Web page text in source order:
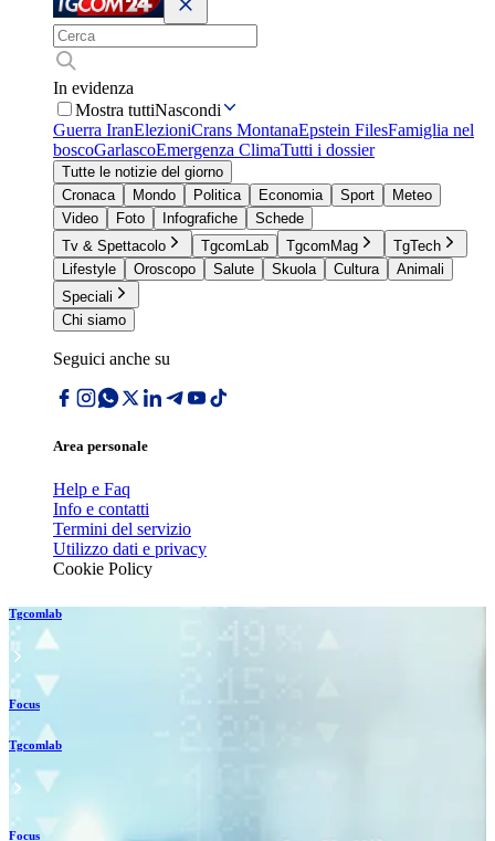
In evidenza
Mostra tuttiNascondi
Guerra IranElezioniCrans MontanaEpstein FilesFamiglia nel
boscoGarlascoEmergenza ClimaTutti i dossier
Tutte le notizie del giorno
Cronaca
Mondo Politica Economia Sport
Meteo
Video
Foto Infografiche
Schede
Tv & Spettacolo
TgcomLab TgcomMag
TgTech
Lifestyle
Oroscopo Salute Skuola Cultura
Animali
Speciali
Chi siamo
Seguici anche su
Area personale
Help e Faq
Info e contatti
Termini del servizio
Utilizzo dati e privacy
Cookie Policy
Tgcomlab
Focus
Tgcomlab
Focus